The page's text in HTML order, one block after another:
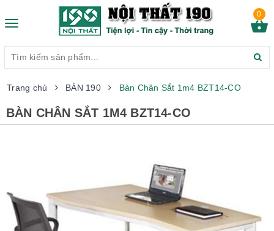
Toggle
0
Trang chủ BÀN 190 Bàn Chân Sắt 1m4 BZT14-CO
BÀN CHÂN SẮT 1M4 BZT14-CO